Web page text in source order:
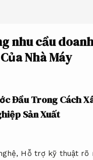
nhu cầu
Nhà Máy
Đầu Trong Cách
Sản Xuất
Hỗ trợ kỹ thuật rõ